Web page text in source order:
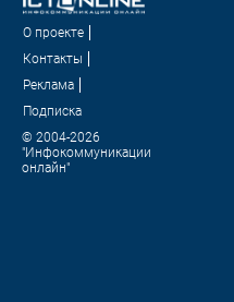
О проекте
Контакты
Реклама
Подписка
© 2004-2026
"Инфокоммуникации
онлайн"